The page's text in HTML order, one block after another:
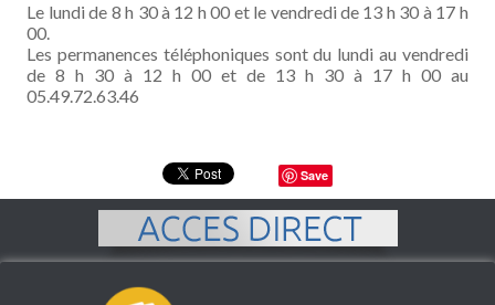
Le lundi de 8 h 30 à 12 h 00 et le vendredi de 13 h 30 à 17 h
00.
Les permanences téléphoniques sont du lundi au vendredi
de 8 h 30 à 12 h 00 et de 13 h 30 à 17 h 00 au
05.49.72.63.46
Save